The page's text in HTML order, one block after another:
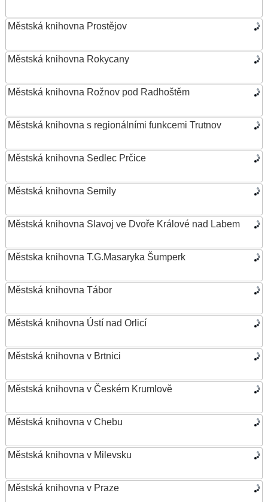
Městská knihovna Prostějov
Městská knihovna Rokycany
Městská knihovna Rožnov pod Radhoštěm
Městská knihovna s regionálními funkcemi Trutnov
Městská knihovna Sedlec Prčice
Městská knihovna Semily
Městská knihovna Slavoj ve Dvoře Králové nad Labem
Městska knihovna T.G.Masaryka Šumperk
Městská knihovna Tábor
Městská knihovna Ústí nad Orlicí
Městská knihovna v Brtnici
Městská knihovna v Českém Krumlově
Městská knihovna v Chebu
Městská knihovna v Milevsku
Městská knihovna v Praze